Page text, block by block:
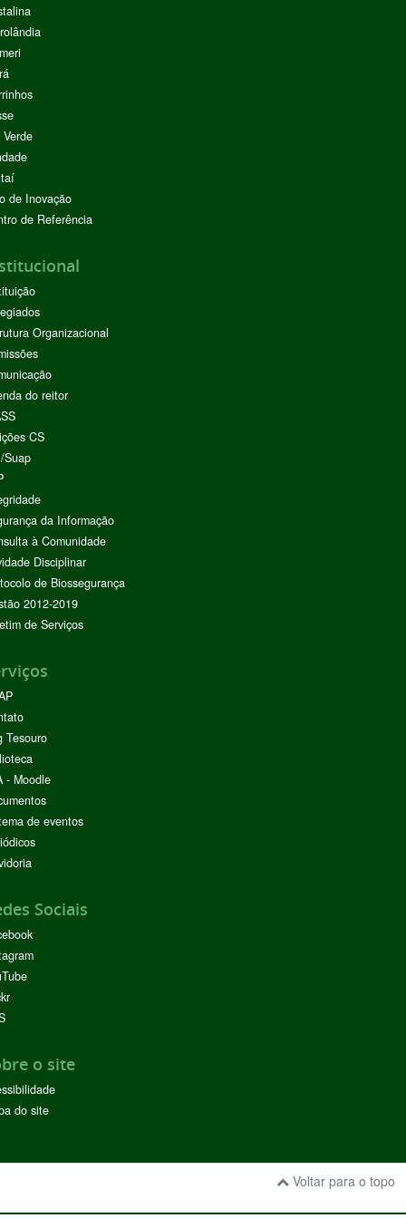
de Inovação
de Referência
Organizacional
do reitor
CS
Suap
da Informação
à Comunidade
Disciplinar
de Biossegurança
2012-2019
de Serviços
Tesouro
- Moodle
de eventos
Sociais
o site
do site
Voltar para o topo